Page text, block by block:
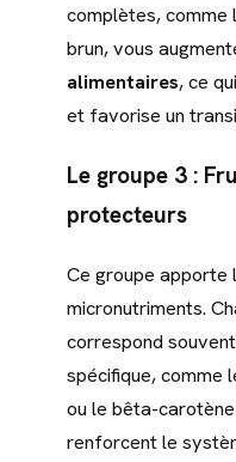
complètes, comme
brun, vous
alimentaires, ce
et favorise un
Le groupe 3 :
protecteurs
Ce groupe apporte
micronutriments.
correspond
spécifique, comme
ou le bêta-
renforcent le